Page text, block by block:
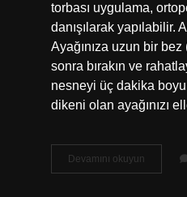
torbası uygulama,
danışılarak yapılabilir.
Ayağınıza uzun bir
sonra bırakın ve
nesneyi üç dakika
dikeni olan ayağınızı
Devamını okuyun
Ağrısına